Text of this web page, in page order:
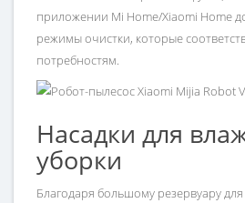
приложении Mi Home/Xiaomi Home
режимы очистки, которые
потребностям.
Насадки для
уборки
Благодаря большому резервуару